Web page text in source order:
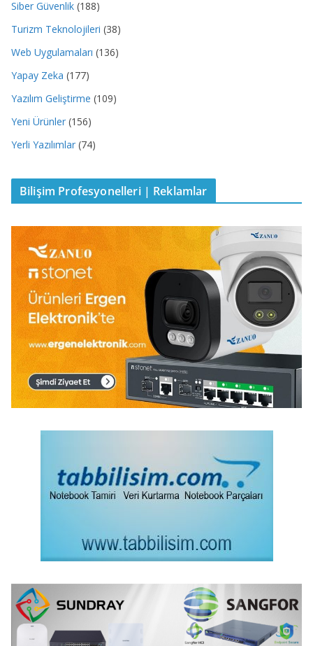
Siber Güvenlik (188)
Turizm Teknolojileri (38)
Web Uygulamaları (136)
Yapay Zeka (177)
Yazılım Geliştirme (109)
Yeni Ürünler (156)
Yerli Yazılımlar (74)
Bilişim Profesyonelleri | Reklamlar